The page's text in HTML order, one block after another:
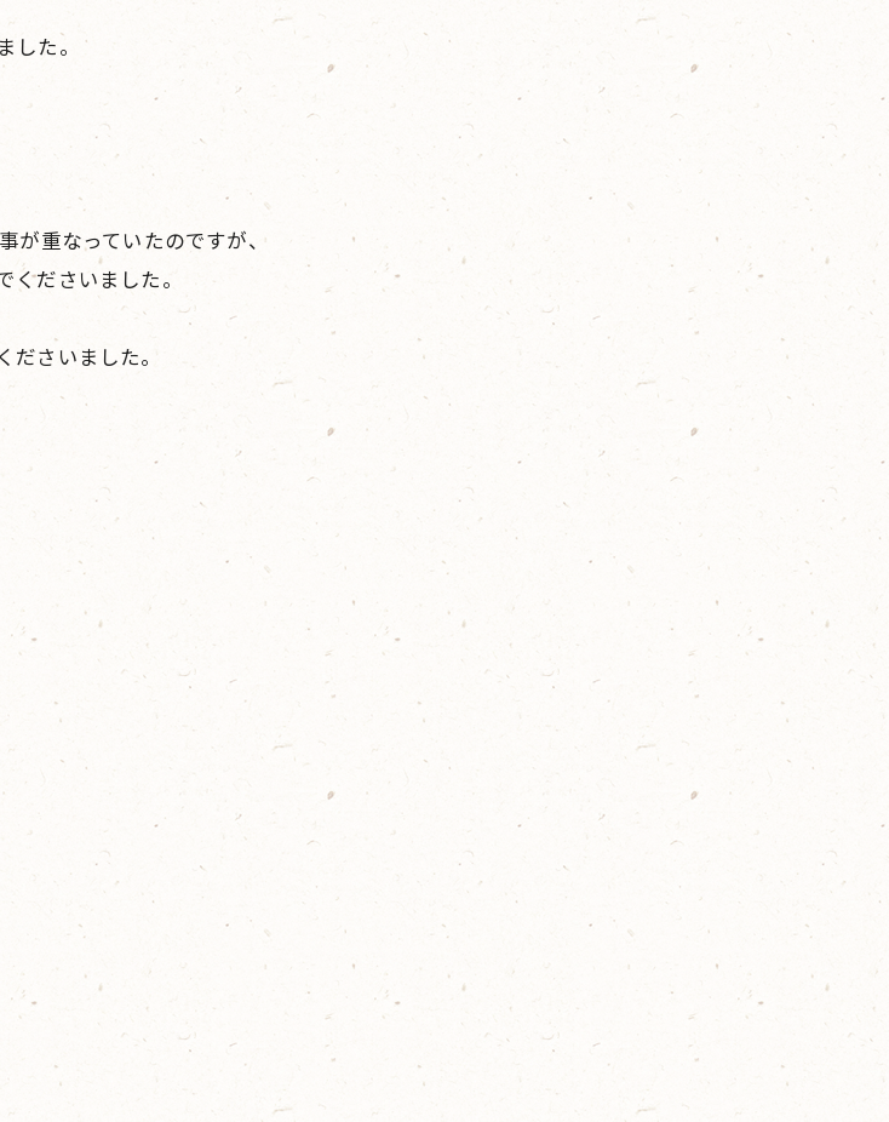
た。
が重なっていたのですが、
ださいました。
さいました。